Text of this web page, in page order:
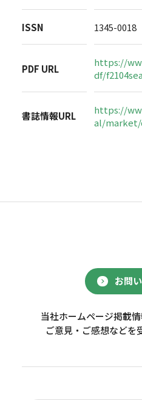
ISSN 1345-0018
PDF URL
https://
df/
書誌情報URL
https://
al/
お問
当社ホームページ掲載
ご意見・ご感想などを